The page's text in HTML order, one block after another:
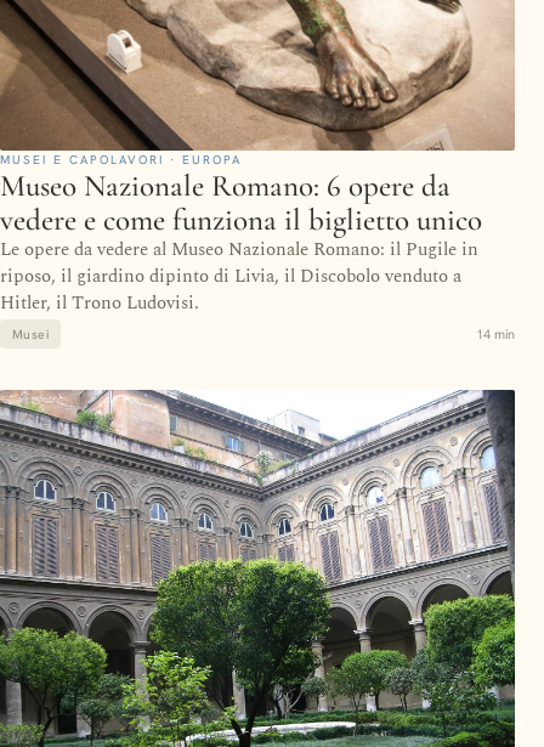
MUSEI E CAPOLAVORI · EUROPA
Museo Nazionale Romano: 6 opere da
vedere e come funziona il biglietto unico
Le opere da vedere al Museo Nazionale Romano: il Pugile in
riposo, il giardino dipinto di Livia, il Discobolo venduto a
Hitler, il Trono Ludovisi.
Musei 14 min